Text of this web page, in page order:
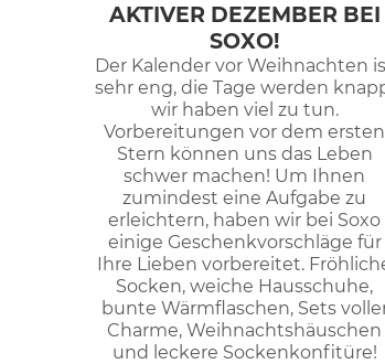
AKTIVER DEZEMBER BEI
SOXO!
Der Kalender vor Weihnachten
sehr eng, die Tage werden
wir haben viel zu tun.
Vorbereitungen vor dem ersten
Stern können uns das Leben
schwer machen! Um Ihnen
zumindest eine Aufgabe zu
erleichtern, haben wir bei Soxo
einige Geschenkvorschläge für
Ihre Lieben vorbereitet.
Socken, weiche Hausschuhe,
bunte Wärmflaschen, Sets
Charme, Weihnachtshäuschen
und leckere Sockenkonfitüre!